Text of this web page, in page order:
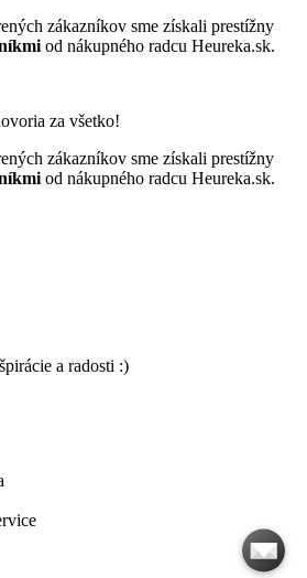
zákazníkov sme získali prestížny
od nákupného radcu Heureka.sk.
za všetko!
zákazníkov sme získali prestížny
od nákupného radcu Heureka.sk.
a radosti :)